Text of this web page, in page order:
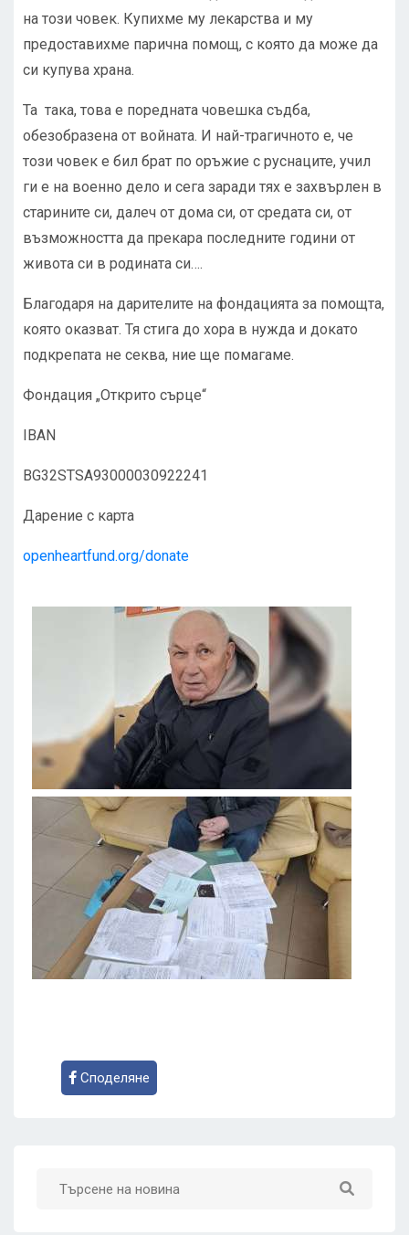
на този човек. Купихме му лекарства и му
предоставихме парична помощ, с която да може да
си купува храна.
Та така, това е поредната човешка съдба,
обезобразена от войната. И най-трагичното е, че
този човек е бил брат по оръжие с руснаците, учил
ги е на военно дело и сега заради тях е захвърлен в
старините си, далеч от дома си, от средата си, от
възможността да прекара последните години от
живота си в родината си….
Благодаря на дарителите на фондацията за помощта,
която оказват. Тя стига до хора в нужда и докато
подкрепата не секва, ние ще помагаме.
Фондация „Открито сърце“
IBAN
BG32STSA93000030922241
Дарение с карта
openheartfund.org/donate
Споделяне